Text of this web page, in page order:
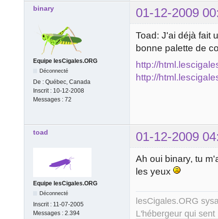
binary 01-12-2009
Equipe lesCigales.ORG
Déconnecté
De : Québec, Canada
Inscrit : 10-12-2008
Messages : 72
Toad: J'ai déjà fait
bonne palette de
http://
http://
toad 01-12-2009
Equipe lesCigales.ORG
Déconnecté
Inscrit : 11-07-2005
Messages : 2.394
Ah oui binary, tu
les yeux
lesCigales.ORG
L'hébergeur qui